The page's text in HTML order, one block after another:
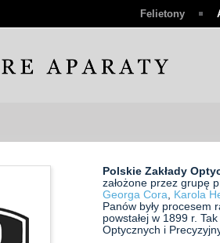
Felietony
Polskie Zakłady
założone przez grupę
Georga Cora, Karola
Panów były procesem
powstałej w 1899 r.
Optycznych i